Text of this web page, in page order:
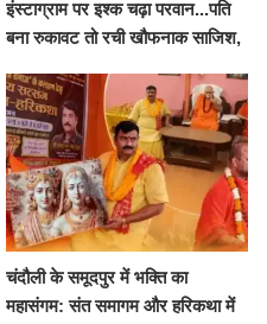
इंस्टाग्राम पर इश्क चढ़ा परवान...पति
बना रुकावट तो रची खौफनाक साजिश,
के घाट
चंदौली के समूदपुर में भक्ति का
महासंगम: संत समागम और हरिकथा में